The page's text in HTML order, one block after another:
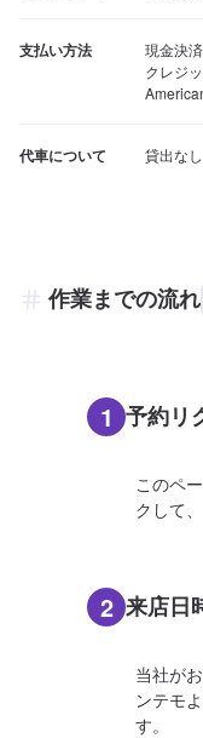
支払い方法
現金決済
クレジ
代車について 貸出なし
作業までの流れ
1 予約リ
このペ
クして
2 来店日
当社が
ンテモ
す。